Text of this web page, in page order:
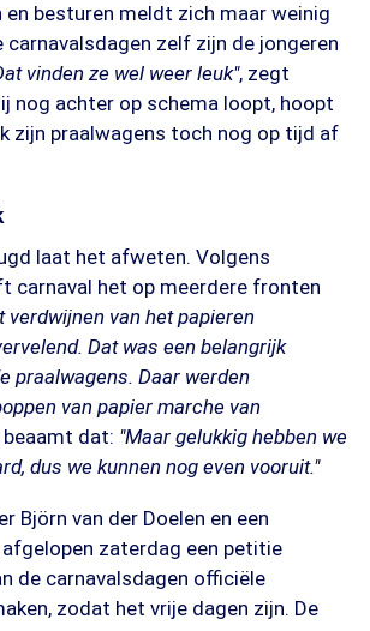
en besturen meldt zich maar weinig
carnavalsdagen zelf zijn de jongeren
vinden ze wel weer leuk", zegt
nog achter op schema loopt, hoopt
zijn praalwagens toch nog op tijd af
laat het afweten. Volgens
carnaval het op meerdere fronten
verdwijnen van het papieren
Dat was een belangrijk
praalwagens. Daar werden
van papier marche van
dat: "Maar gelukkig hebben we
dus we kunnen nog even vooruit."
Björn van der Doelen en een
zaterdag een petitie
de carnavalsdagen officiële
zodat het vrije dagen zijn. De